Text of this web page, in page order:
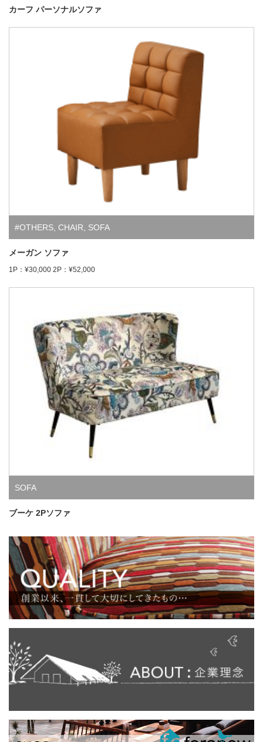
カーフ パーソナルソファ
#OTHERS CHAIR SOFA
メーガン ソファ
1P：¥30,000 2P：¥52,000
SOFA
ブーケ 2Pソファ